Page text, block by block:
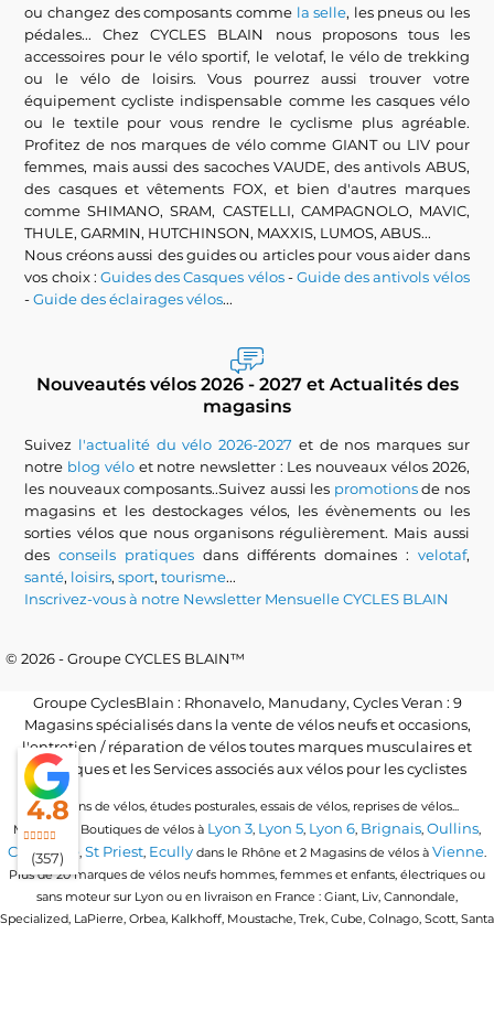
ou changez des composants comme la selle, les pneus ou les
pédales... Chez CYCLES BLAIN nous proposons tous les
accessoires pour le vélo sportif, le velotaf, le vélo de trekking
ou le vélo de loisirs. Vous pourrez aussi trouver votre
équipement cycliste indispensable comme les casques vélo
ou le textile pour vous rendre le cyclisme plus agréable.
Profitez de nos marques de vélo comme GIANT ou LIV pour
femmes, mais aussi des sacoches VAUDE, des antivols ABUS,
des casques et vêtements FOX, et bien d'autres marques
comme SHIMANO, SRAM, CASTELLI, CAMPAGNOLO, MAVIC,
THULE, GARMIN, HUTCHINSON, MAXXIS, LUMOS, ABUS...
Nous créons aussi des guides ou articles pour vous aider dans
vos choix :Guides des Casques vélos-Guide des antivols vélos
-Guide des éclairages vélos...
Nouveautés vélos 2026 - 2027 et Actualités des
magasins
Suivez l'actualité du vélo 2026-2027 et de nos marques sur
notre blog véloet notre newsletter : Les nouveaux vélos 2026,
les nouveaux composants..Suivez aussi les promotionsde nos
magasins et les destockages vélos, les évènements ou les
sorties vélos que nous organisons régulièrement. Mais aussi
desconseils pratiques dans différents domaines : velotaf,
santé, loisirs,sport,tourisme...
Inscrivez-vous à notre Newsletter Mensuelle CYCLES BLAIN
© 2026 - Groupe CYCLES BLAIN™
Groupe CyclesBlain : Rhonavelo, Manudany, Cycles Veran : 9
Magasins spécialisés dans la vente de vélos neufs et occasions,
l'entretien / réparation de vélos toutes marques musculaires et
électriques et les Services associés aux vélos pour les cyclistes
Locations de vélos, études posturales, essais de vélos, reprises de vélos...
Magasins / Boutiques de vélos à Lyon 3, Lyon 5, Lyon 6, Brignais, Oullins,
Craponne, St Priest, Ecully dans le Rhône et 2 Magasins de vélos à Vienne.
Plus de 20 marques de vélos neufs hommes, femmes et enfants, électriques ou
sans moteur sur Lyon ou en livraison en France : Giant, Liv, Cannondale,
Specialized, LaPierre, Orbea, Kalkhoff, Moustache, Trek, Cube, Colnago, Scott, Santa
4.8
(357)